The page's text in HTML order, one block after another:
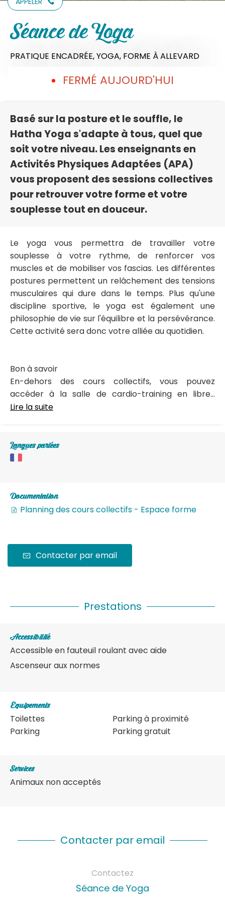
Séance de Yoga
PRATIQUE ENCADRÉE,YOGA, FORME À ALLEVARD
FERMÉ AUJOURD'HUI
Basé sur la posture et le souffle, le
Hatha Yoga s'adapte à tous, quel que
soit votre niveau. Les enseignants en
Activités Physiques Adaptées (APA)
vous proposent des sessions collectives
pour retrouver votre forme et votre
souplesse tout en douceur.
Le yoga vous permettra de travailler votre
souplesse à votre rythme, de renforcer vos
muscles et de mobiliser vos fascias. Les différentes
postures permettent un relâchement des tensions
musculaires qui dure dans le temps. Plus qu'une
discipline sportive, le yoga est également une
philosophie de vie sur l'équilibre et la persévérance.
Cette activité sera donc votre alliée au quotidien.
Bon à savoir
En-dehors des cours collectifs, vous pouvez
accéder à la salle de cardio-training en libre...
Lire la suite
Langues parlées
Documentation
Planning des cours collectifs - Espace forme
Contacter par email
Prestations
Accessibilité
Accessible en fauteuil roulant avec aide
Ascenseur aux normes
Equipements
Toilettes
Parking
Parking à proximité
Parking gratuit
Services
Animaux non acceptés
Contacter par email
Contactez
Séance de Yoga